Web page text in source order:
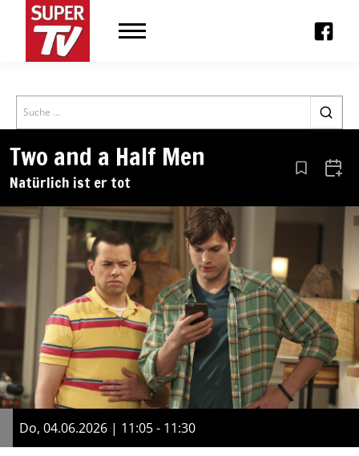
Search
Two and a Half Men
Natürlich ist er tot Aus den
Do, 04.06.2026 | 11:05 - 11:30